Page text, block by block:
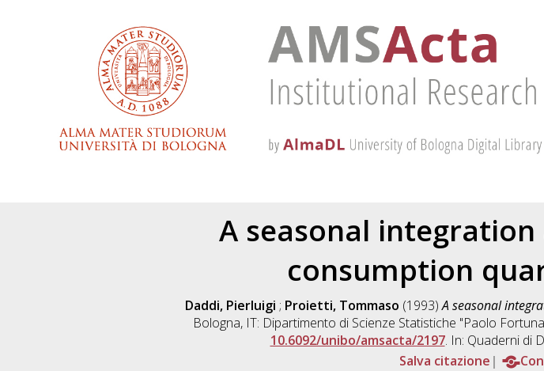
A seasonal
consumption
Daddi, Pierluigi ; Proietti, Tommaso (1993)A seasonal
Bologna, IT: Dipartimento di Scienze Statistiche "Paolo
10.6092/unibo/amsacta/2197. In: Quaderni di
Salva citazione